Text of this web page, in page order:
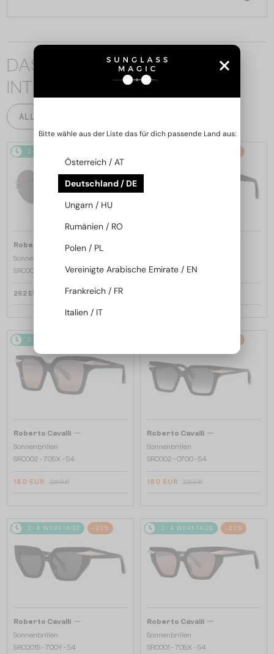
DAS KÖNNTE SIE AUCH
INTERESSIEREN
ALLE PRODUKTE
2-4 WERKTAGE
Roberto Cavalli—
Sonnenbrillen
SRC006 - 0300 - 63
262 EUR
SRC002S - 700Y - 54
2-4 WERKTAGE
Roberto Cavalli —
Sonnenbrillen
SRC002 - 705X - 54
180 EUR 226 EUR
Roberto Cavalli —
Sonnenbrillen
SRC002 - 0700 - 54
180 EUR 226 EUR
2-4 WERKTAGE -22%
Roberto Cavalli —
Sonnenbrillen
SRC001S - 700Y - 54
2-4 WERKTAGE -22%
Roberto Cavalli —
Sonnenbrillen
SRC001 - 705X - 54
Bitte wähle aus der Liste das für dich passende Land aus:
Österreich / AT
Deutschland / DE
Ungarn / HU
Rumänien / RO
Polen / PL
Vereinigte Arabische Emirate / EN
Frankreich / FR
Italien / IT